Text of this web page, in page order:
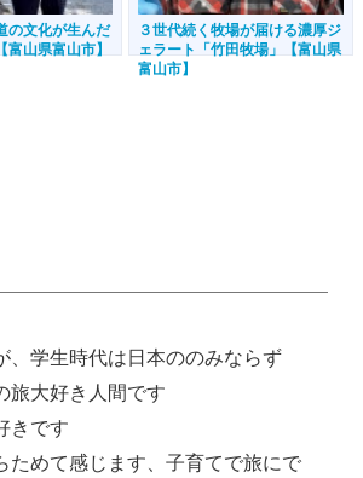
の文化が生んだ
山県富山市】
３世代続く牧場が届ける濃厚ジ
ェラート「竹田牧場」【富山県
富山市】
、学生時代は日本ののみならず
旅大好き人間です
きです
ためて感じます、子育てで旅にで